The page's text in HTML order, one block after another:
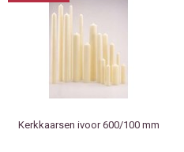
Kerkkaarsen ivoor 600/100 mm